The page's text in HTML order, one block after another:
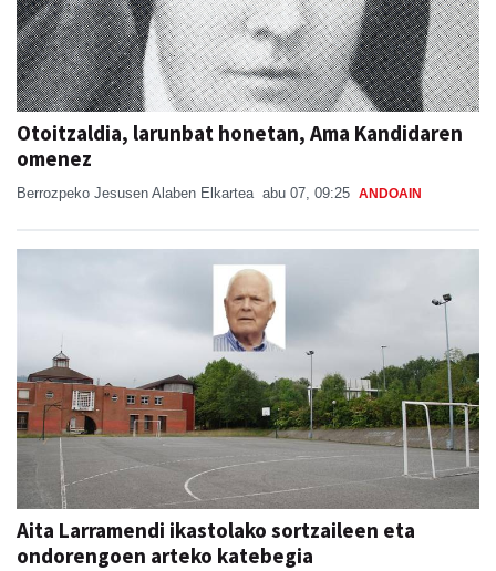
Otoitzaldia, larunbat honetan, Ama Kandidaren
omenez
Berrozpeko Jesusen Alaben Elkartea abu 07, 09:25 ANDOAIN
Aita Larramendi ikastolako sortzaileen eta
ondorengoen arteko katebegia